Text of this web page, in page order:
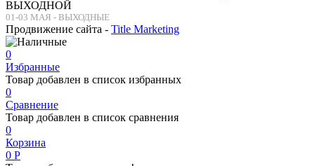
ВЫХОДНОЙ
01-03 МАЯ - ВЫХОДНЫЕ
Продвижение сайта - Title Marketing
0
Избранные
Товар добавлен в список избранных
0
Сравнение
Товар добавлен в список сравнения
0
Корзина
0 Р